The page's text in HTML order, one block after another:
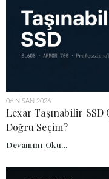
06 NISAN 2026
Lexar Taşınabilir
Doğru Seçim?
Devamını Oku...